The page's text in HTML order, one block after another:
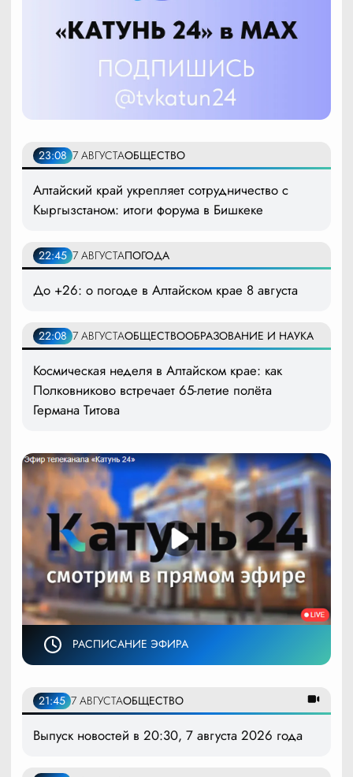
23:08 7 АВГУСТАОБЩЕСТВО
Алтайский край укрепляет сотрудничество с
Кыргызстаном: итоги форума в Бишкеке
22:45 7 АВГУСТАПОГОДА
До +26: о погоде в Алтайском крае 8 августа
22:08 7 АВГУСТАОБЩЕСТВООБРАЗОВАНИЕ И НАУКА
Космическая неделя в Алтайском крае: как
Полковниково встречает 65-летие полёта
Германа Титова
РАСПИСАНИЕ ЭФИРА
21:45 7 АВГУСТАОБЩЕСТВО
Выпуск новостей в 20:30, 7 августа 2026 года